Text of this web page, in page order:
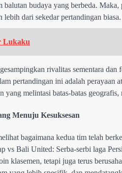
balutan budaya yang berbeda.
dari sekedar pertandingan biasa.
Lukaku
rivalitas sementara
pertandingan ini adalah perayaan
yang melintasi batas-batas
Menuju Kesuksesan
bagaimana kedua tim telah
vs Bali United: Serba-serbi laga
klasemen, tetapi juga terus